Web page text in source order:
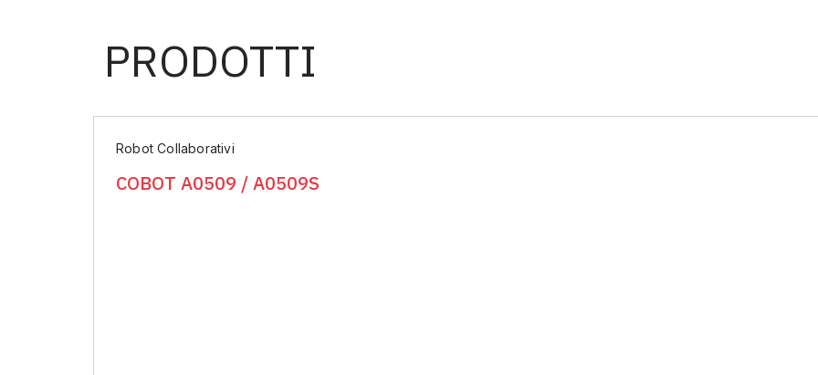
PRODOTTI
Robot Collaborativi
COBOT A0509 / A0509S